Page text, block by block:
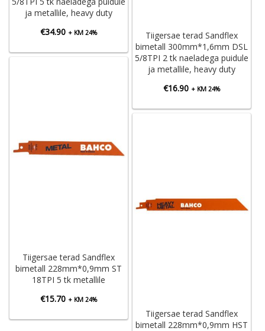
ja metallile, heavy duty
€34.90 + KM 24%
Tiigersae terad Sandflex
bimetall 300mm*1,6mm DSL
5/8TPI 2 tk naeladega puidule
ja metallile, heavy duty
€16.90 + KM 24%
Tiigersae terad Sandflex
bimetall 228mm*0,9mm ST
18TPI 5 tk metallile
€15.70 + KM 24%
Tiigersae terad Sandflex
bimetall 228mm*0,9mm HST